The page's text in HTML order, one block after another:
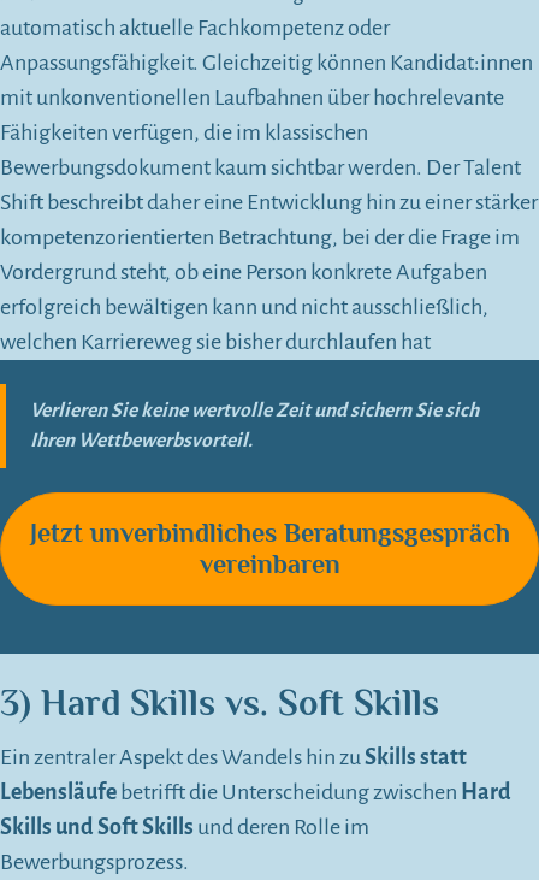
automatisch aktuelle Fachkompetenz oder
Anpassungsfähigkeit. Gleichzeitig können Kandidat:innen
mit unkonventionellen Laufbahnen über hochrelevante
Fähigkeiten verfügen, die im klassischen
Bewerbungsdokument kaum sichtbar werden. Der Talent
Shift beschreibt daher eine Entwicklung hin zu einer stärker
kompetenzorientierten Betrachtung, bei der die Frage im
Vordergrund steht, ob eine Person konkrete Aufgaben
erfolgreich bewältigen kann und nicht ausschließlich,
welchen Karriereweg sie bisher durchlaufen hat
Verlieren Sie keine wertvolle Zeit und sichern Sie sich
Ihren Wettbewerbsvorteil.
Jetzt unverbindliches Beratungsgespräch
vereinbaren
3) Hard Skills vs. Soft Skills
Ein zentraler Aspekt des Wandels hin zuSkills statt
Lebensläufe betrifft die Unterscheidung zwischen Hard
Skills und Soft Skills und deren Rolle im
Bewerbungsprozess.